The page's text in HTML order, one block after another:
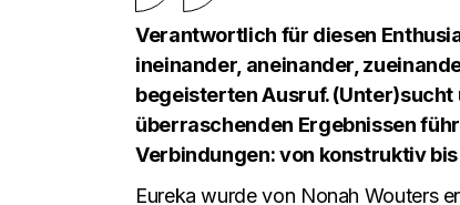
Verantwortlich für diesen
ineinander, aneinander,
begeisterten Ausruf. (Unter)sucht
überraschenden Ergebnissen
Verbindungen: von konstruktiv
Eureka wurde von Nonah Wouters